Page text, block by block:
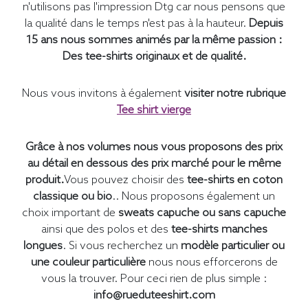
n'utilisons pas l'impression Dtg car nous pensons que
la qualité dans le temps n'est pas à la hauteur. Depuis
15 ans nous sommes animés par la même passion :
Des tee-shirts originaux et de qualité.
Nous vous invitons à également visiter notre rubrique
Tee shirt vierge
Grâce à nos volumes nous vous proposons des prix
au détail en dessous des prix marché pour le même
produit.Vous pouvez choisir des tee-shirts en coton
classique ou bio.. Nous proposons également un
choix important de sweats capuche ou sans capuche
ainsi que des polos et des tee-shirts manches
longues. Si vous recherchez un modèle particulier ou
une couleur particulièrenous nous efforcerons de
vous la trouver. Pour ceci rien de plus simple :
info@rueduteeshirt.com